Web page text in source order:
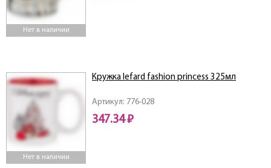
Нет в наличии
Нет в наличии
Артикул: 776-028
Кружка lefard fashion princess 325мл
347.34 ₽